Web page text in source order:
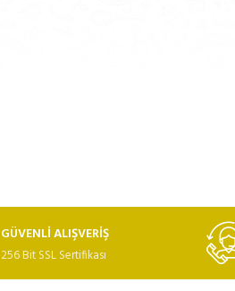
GÜVENLİ ALIŞVERİŞ
256 Bit SSL Sertifikası